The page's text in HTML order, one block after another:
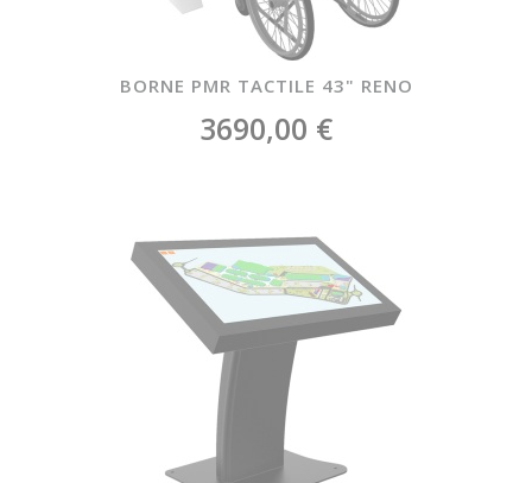
BORNE PMR TACTILE 43" RENO
3690,00 €